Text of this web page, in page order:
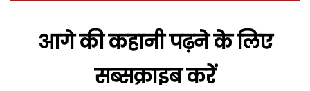
आगे की कहानी पढ़ने के लिए
सब्सक्राइब करें